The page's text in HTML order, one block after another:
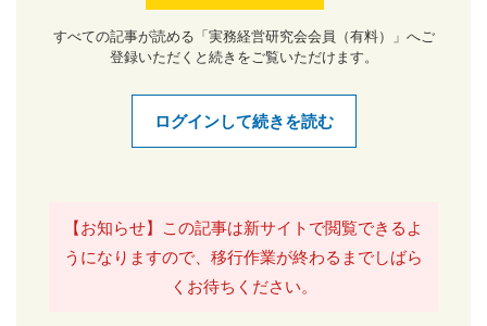
すべての記事が読める「実務経営研究会会員（有料）」へご
登録いただくと続きをご覧いただけます。
ログインして続きを読む
【お知らせ】この記事は新サイトで閲覧できるよ
うになりますので、移行作業が終わるまでしばら
くお待ちください。